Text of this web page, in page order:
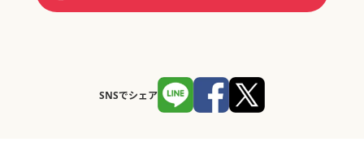
SNSでシェア